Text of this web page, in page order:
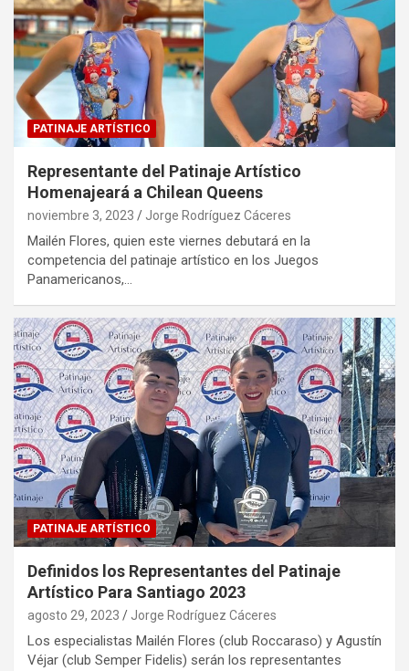
PATINAJE ARTÍSTICO
Representante del Patinaje Artístico
Homenajeará a Chilean Queens
noviembre 3, 2023 Jorge Rodríguez Cáceres
Mailén Flores, quien este viernes debutará en la
competencia del patinaje artístico en los Juegos
Panamericanos,…
PATINAJE ARTÍSTICO
Definidos los Representantes del Patinaje
Artístico Para Santiago 2023
agosto 29, 2023 Jorge Rodríguez Cáceres
Los especialistas Mailén Flores (club Roccaraso) y Agustín
Véjar (club Semper Fidelis) serán los representantes